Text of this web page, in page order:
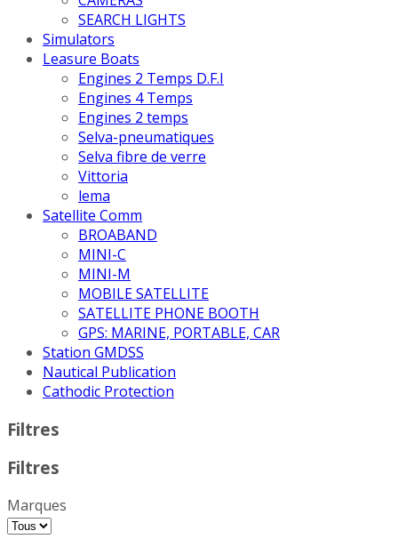
SEARCH LIGHTS
Simulators
Leasure Boats
Engines 2 Temps D.F.I
Engines 4 Temps
Engines 2 temps
Selva-pneumatiques
Selva fibre de verre
Vittoria
lema
Satellite Comm
BROABAND
MINI-C
MINI-M
MOBILE SATELLITE
SATELLITE PHONE BOOTH
GPS: MARINE, PORTABLE, CAR
Station GMDSS
Nautical Publication
Cathodic Protection
Filtres
Filtres
Marques